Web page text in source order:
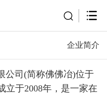
企业简介
司(简称佛佛冶)位于
立于2008年，是一家在